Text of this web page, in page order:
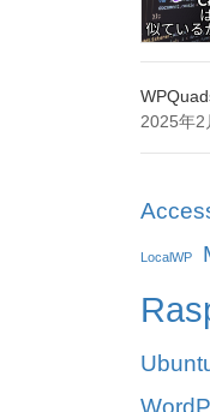
2025年2
LocalWP